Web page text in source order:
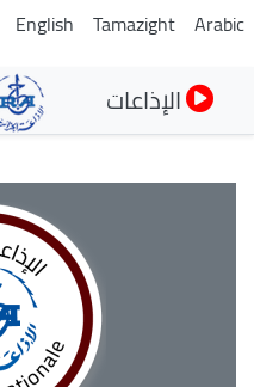
Tamazight
English
الإذاعات